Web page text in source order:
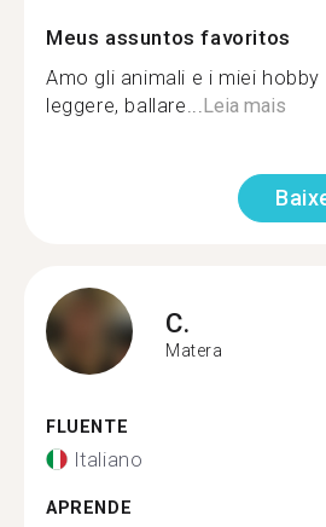
Meus assuntos favoritos
Amo gli animali e i miei
leggere, ballare...Leia mais
C.
Matera
FLUENTE
Italiano
APRENDE